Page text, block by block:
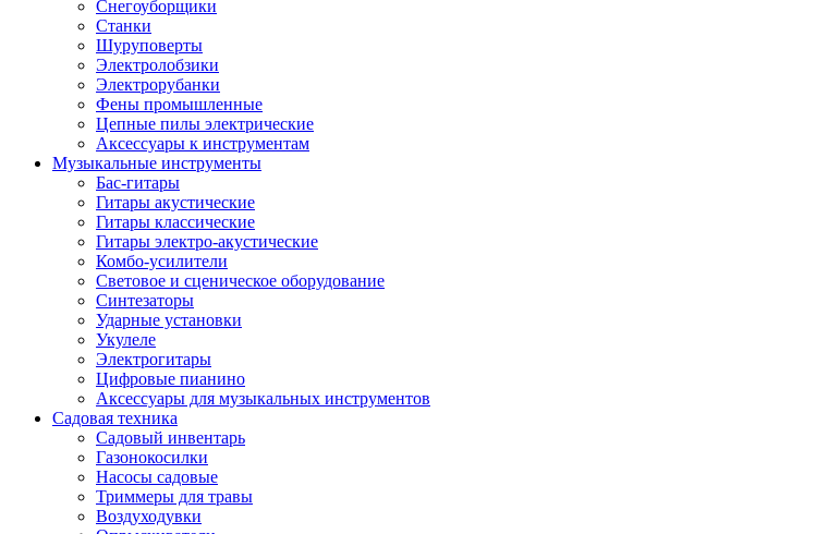
Снегоуборщики
Станки
Шуруповерты
Электролобзики
Электрорубанки
Фены промышленные
Цепные пилы электрические
Аксессуары к инструментам
Музыкальные инструменты
Бас-гитары
Гитары акустические
Гитары классические
Гитары электро-акустические
Комбо-усилители
Световое и сценическое оборудование
Синтезаторы
Ударные установки
Укулеле
Электрогитары
Цифровые пианино
Аксессуары для музыкальных инструментов
Садовая техника
Садовый инвентарь
Газонокосилки
Насосы садовые
Триммеры для травы
Воздуходувки